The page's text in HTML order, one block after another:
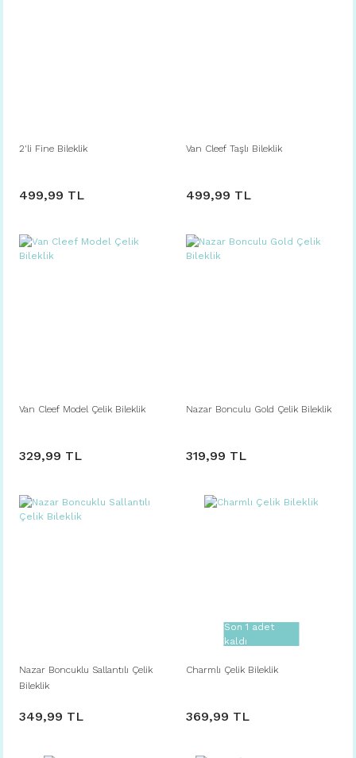
2'li Fine Bileklik
499,99 TL
Van Cleef Taşlı Bileklik
499,99 TL
Van Cleef Model Çelik Bileklik
329,99 TL
Nazar Bonculu Gold Çelik Bileklik
319,99 TL
Nazar Boncuklu Sallantılı Çelik
Bileklik
349,99 TL
Son 1 adet
kaldı
Charmlı Çelik Bileklik
369,99 TL